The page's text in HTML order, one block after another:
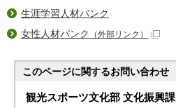
生涯学習人材バンク
女性人材バンク
（外部リンク）
このページに関するお問い合わせ
観光スポーツ文化部 文化振興課